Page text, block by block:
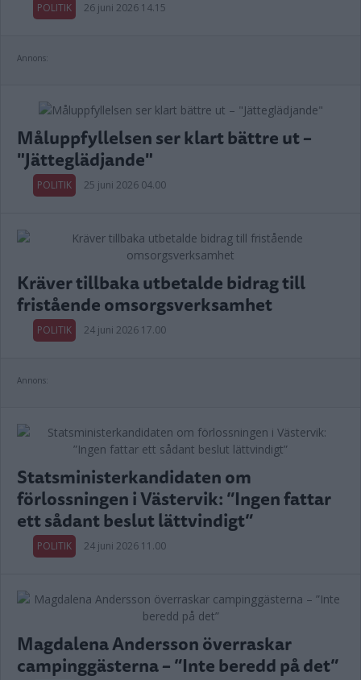
POLITIK 26 juni 2026 14.15
Annons:
Måluppfyllelsen ser klart bättre ut –
"Jätteglädjande"
POLITIK 25 juni 2026 04.00
Kräver tillbaka utbetalde bidrag till
fristående omsorgsverksamhet
POLITIK 24 juni 2026 17.00
Annons:
Statsministerkandidaten om
förlossningen i Västervik: ”Ingen fattar
ett sådant beslut lättvindigt”
POLITIK 24 juni 2026 11.00
Magdalena Andersson överraskar
campinggästerna – ”Inte beredd på det”